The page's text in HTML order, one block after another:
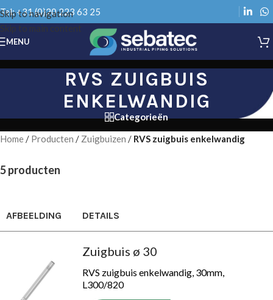
Skip to navigation
Skip to main content
Tel: +31 (0)20 223 63 25
MENU
RVS ZUIGBUIS
ENKELWANDIG
Categorieën
Home/ Producten / Zuigbuizen / RVS zuigbuis enkelwandig
5 producten
AFBEELDING DETAILS
Zuigbuis ø 30
RVS zuigbuis enkelwandig, 30mm,
L300/820